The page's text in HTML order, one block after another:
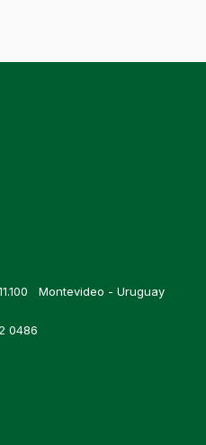
Montevideo - Uruguay
0486